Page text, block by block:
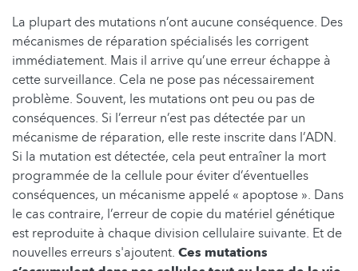
La plupart des mutations n’ont aucune conséquence. Des
mécanismes de réparation spécialisés les corrigent
immédiatement. Mais il arrive qu’une erreur échappe à
cette surveillance. Cela ne pose pas nécessairement
problème. Souvent, les mutations ont peu ou pas de
conséquences. Si l’erreur n’est pas détectée par un
mécanisme de réparation, elle reste inscrite dans l’ADN.
Si la mutation est détectée, cela peut entraîner la mort
programmée de la cellule pour éviter d’éventuelles
conséquences, un mécanisme appelé « apoptose ». Dans
le cas contraire, l’erreur de copie du matériel génétique
est reproduite à chaque division cellulaire suivante. Et de
nouvelles erreurs s'ajoutent. Ces mutations